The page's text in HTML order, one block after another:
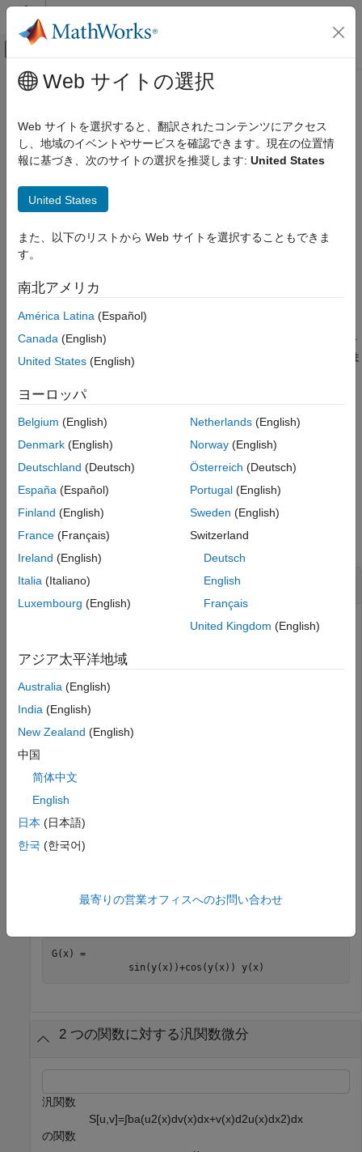
コンテンツへスキップ
オフキャンバス ナビゲーション メ
ドキュメンテーションのホーム
Symbolic Math Toolbox
数学
項目一覧
構文
例
入力引数
出力引数
詳細
参考
メインコンテンツ
functionalDerivative
汎関数微分 (変分導関数)
構文
説明
を返します。ここで、
は 1 つ以上の独立変数です。汎関数微分
は、 y(x)の微小な変動に対する汎関数
の変化に関連していま
yがシンボリック関数のベクトルの場合、functionalDerivative
はyの関数に対する汎関数微分のベクトルを返します。ここで、
yのすべての関数は同じ独立変数に従属する必要があります。
例
すべて折りたたむ
単一の関数に対する汎関数微分
の関数
に対する汎関数微分を求めます。ここで、被積分は
y(x) をシンボリック関数として宣言し、
の被積分として定義します。
G = functionalDerivative(f,y)
G(x) =
sin ( y( x) )+cos ( y( x) ) y( x)
2 つの関数に対する汎関数微分
汎関数
S[u v]=∫ba(u2(x)dv(x)dx+v(x)d2u(x)dx2)dx
の関数
Web サイトの選択
Web サイトを選択すると、翻訳されたコンテンツにアクセス
し、地域のイベントやサービスを確認できます。現在の位置情
報に基づき、次のサイトの選択を推奨します: United States
United States
また、以下のリストから Web サイトを選択することもできま
す。
南北アメリカ
América Latina (Español)
Canada (English)
United States (English)
ヨーロッパ
Belgium (English)
Denmark (English)
Deutschland (Deutsch)
España (Español)
Finland (English)
France (Français)
Ireland (English)
Italia (Italiano)
Luxembourg (English)
Netherlands(English)
Norway(English)
Österreich (Deutsch)
Portugal(English)
Sweden (English)
Switzerland
Deutsch
English
Français
United Kingdom (English)
アジア太平洋地域
Australia (English)
India (English)
New Zealand (English)
中国
简体中文
English
日本 (日本語)
한국 (한국어)
最寄りの営業オフィスへのお問い合わせ